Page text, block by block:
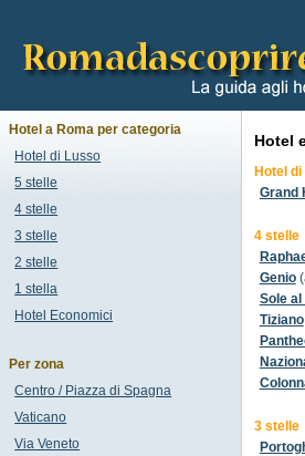
Hotel
Hotel
Grand
4 stelle
Genio
Sole al
Tiziano
3 stelle
Hotel a Roma per categoria
Hotel di Lusso
5 stelle
4 stelle
3 stelle
2 stelle
1 stella
Hotel Economici
Per zona
Centro / Piazza di Spagna
Vaticano
Via Veneto